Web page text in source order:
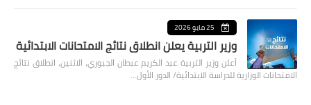
25 مايو 2026
وزير التربية يعلن انطلاق نتائج الامتحانات الابتدائية
أعلن وزير التربية عبد الكريم عبطان الجبوري، الاثنين، انطلاق نتائج
الامتحانات الوزارية للدراسة الابتدائية/ الدور الأول…